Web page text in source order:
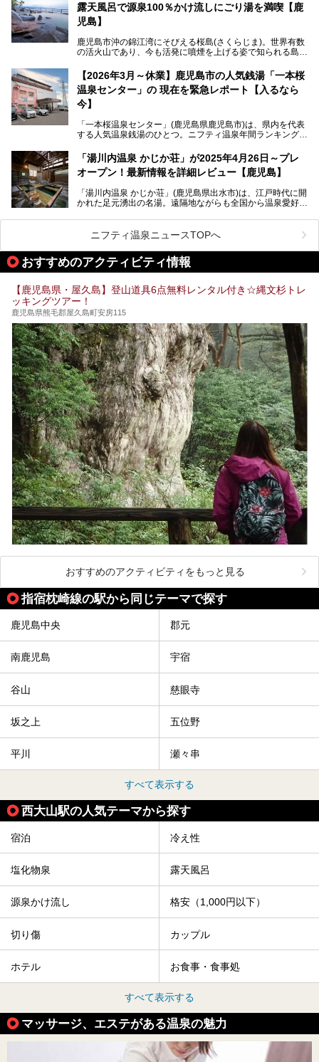
最大の魅力は、ここでしか体験できない絶妙なバランスの
「自噴混合泉」。今回は、その極上の湯を心ゆくまで堪能す
べく宿泊し、実際に感じたお湯のちからと宿の魅力を詳しく
レポートします。
また、気軽に立ち寄りたい方のための「日帰り入浴情報」も
併せて解説。温泉マニアをも唸らせる“生きたお湯”の正体に
迫ります。
露天風呂で源泉100％かけ流しにごり湯を満喫【鹿
児島】
鹿児島市沖の錦江湾にそびえる桜島(さくらじま)。世界有数
の活火山であり、今も活発に噴煙を上げる姿で知られる島で
ートホテル。最大の魅力が、錦江湾に面した絶景混浴露天風
呂でしょう。源泉100％かけ流しのにごり湯は、多くの温泉
ファンを魅了する存在です。
今回筆者自ら宿泊。桜島シーサイドホテルの“温泉”はじめ、
食事やアクセスなど詳細レビューします。
【2026年3月～休業】鹿児島市の人気銭湯「一本桜
温泉センター」の 現在を緊急レポート【入るなら
今】
「一本桜温泉センター」(鹿児島県鹿児島市)は、県内を代表
する人気温泉銭湯のひとつ。ニフティ温泉年間ランキング2
営業なので、就寝前の入浴や寝起き一番の朝湯など利便性が
抜群！ 多くの常連客やファンでいつも賑わっています。し
かし建物の老朽化に伴い、2026年2月28日24時をもって休
は約2年後を予定しています。
「湯川内温泉 かじか荘」が2025年4月26日～プレ
オープン！最新情報を詳細レビュー【鹿児島】
「湯川内温泉 かじか荘」(鹿児島県出水市)は、江戸時代に開
かれた足元湧出の名湯。遠隔地ながらも全国から温泉愛好家
いえる存在です。2023年にいったん閉館しましたが、その
後経営が変わり、復旧作業を実施。2025年4月26日に日帰
り入浴施設としてプレオープンしました。
乗り込みましたが、今回もオープン前日から初日にかけて現
地訪問。リニューアルした浴室・最新情報を中心に、以前と
の相違点や注意事項などを詳細レビューします。
ニフティ温泉ニュースTOPへ
おすすめのアクティビティ情報
【鹿児島県・屋久島】登山道具6点無料レンタル付き☆縄文杉トレ
ッキングツアー！
鹿児島県熊毛郡屋久島町安房115
おすすめのアクティビティをもっと見る
指宿枕崎線の駅から同じテーマで探す
鹿児島中央 郡元
南鹿児島 宇宿
谷山 慈眼寺
坂之上 五位野
平川 瀬々串
すべて表示する
西大山駅の人気テーマから探す
宿泊 冷え性
塩化物泉 露天風呂
源泉かけ流し 格安（1,000円以下）
切り傷 カップル
ホテル お食事・食事処
すべて表示する
マッサージ、エステがある温泉の魅力